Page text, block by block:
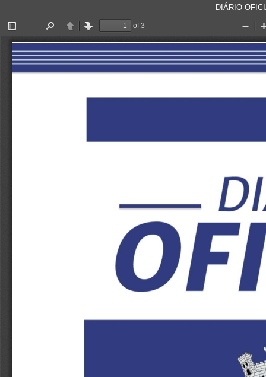
DIÁRIO